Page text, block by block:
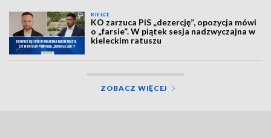
KIELCE
KO zarzuca PiS „dezercję”, opozycja mówi
o „farsie”. W piątek sesja nadzwyczajna w
kieleckim ratuszu
ZOBACZ WIĘCEJ